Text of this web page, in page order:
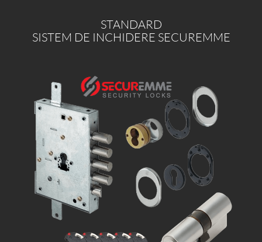
STANDARD
SISTEM DE INCHIDERE SECUREMME